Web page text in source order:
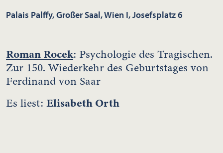
Palais Palffy, Großer Saal, Wien I, Josefsplatz 6
Roman Rocek: Psychologie des Tragischen.
Zur 150. Wiederkehr des Geburtstages von
Ferdinand von Saar
Es liest: Elisabeth Orth